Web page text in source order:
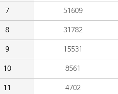
7 51609
8 31782
9 15531
10 8561
11 4702